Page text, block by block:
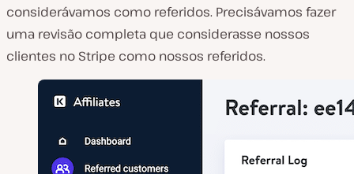
considerávamos como referidos. Precisávamos fazer
uma revisão completa que considerasse nossos
clientes no Stripe como nossos referidos.